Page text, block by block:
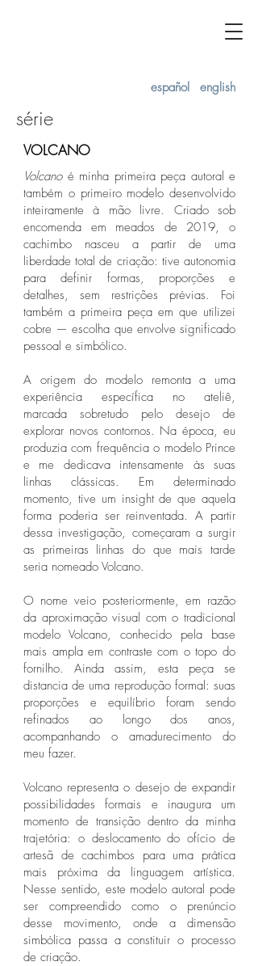
español english
série
VOLCANO
Volcanoé minha primeira peça autoral e
também o primeiro modelo desenvolvido
inteiramente à mão livre. Criado sob
encomenda em meados de 2019, o
cachimbo nasceu a partir de uma
liberdade total de criação: tive autonomia
para definir formas, proporções e
detalhes, sem restrições prévias. Foi
também a primeira peça em que utilizei
cobre — escolha que envolve significado
pessoal e simbólico.
A origem do modelo remonta a uma
experiência específica no ateliê,
marcada sobretudo pelo desejo de
explorar novos contornos. Na época, eu
produzia com frequência o modelo Prince
e me dedicava intensamente às suas
linhas clássicas. Em determinado
momento, tive um insight de que aquela
forma poderia ser reinventada. A partir
dessa investigação, começaram a surgir
as primeiras linhas do que mais tarde
seria nomeado Volcano.
O nome veio posteriormente, em razão
da aproximação visual com o tradicional
modelo Volcano, conhecido pela base
mais ampla em contraste com o topo do
fornilho. Ainda assim, esta peça se
distancia de uma reprodução formal: suas
proporções e equilíbrio foram sendo
refinados ao longo dos anos,
acompanhando o amadurecimento do
meu fazer.
Volcano representa o desejo de expandir
possibilidades formais e inaugura um
momento de transição dentro da minha
trajetória: o deslocamento do ofício de
artesã de cachimbos para uma prática
mais próxima da linguagem artística.
Nesse sentido, este modelo autoral pode
ser compreendido como o prenúncio
desse movimento, onde a dimensão
simbólica passa a constituir o processo
de criação.